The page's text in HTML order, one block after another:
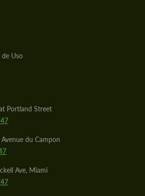
Uso
Portland Street
du Campon
Ave, Miami